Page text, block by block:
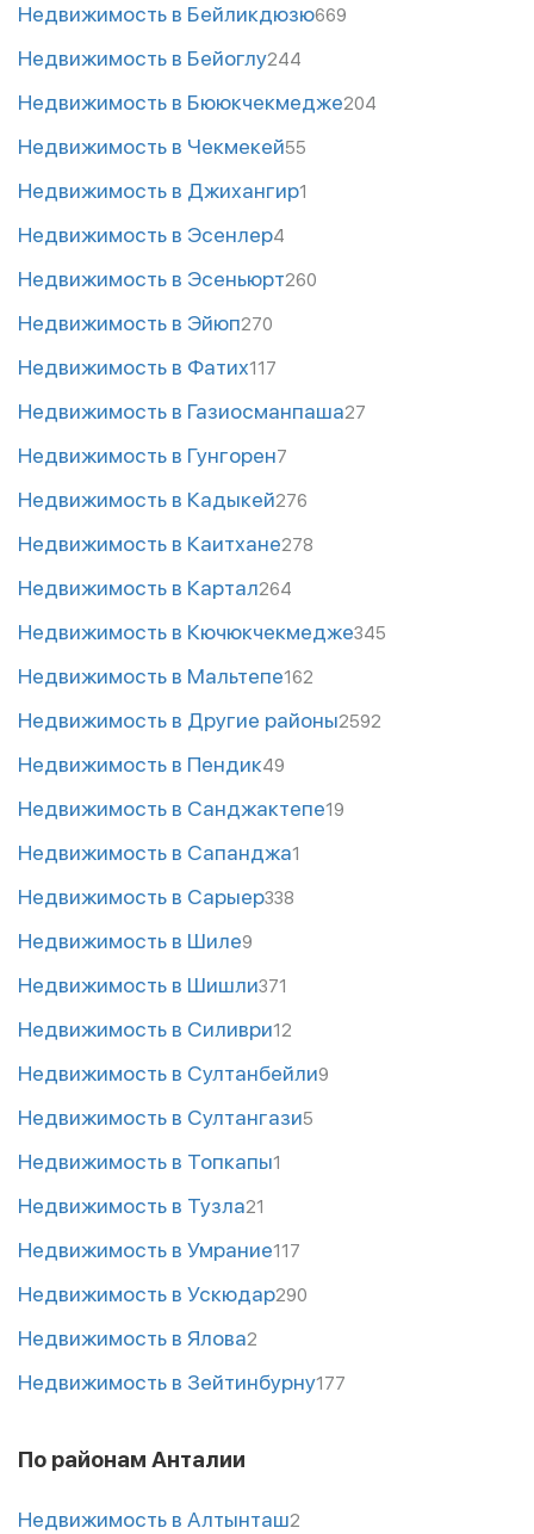
Недвижимость в Бейликдюзю669
Недвижимость в Бейоглу244
Недвижимость в Бююкчекмедже204
Недвижимость в Чекмекей55
Недвижимость в Джихангир1
Недвижимость в Эсенлер4
Недвижимость в Эсеньюрт260
Недвижимость в Эйюп270
Недвижимость в Фатих117
Недвижимость в Газиосманпаша27
Недвижимость в Гунгорен7
Недвижимость в Кадыкей276
Недвижимость в Каитхане278
Недвижимость в Картал264
Недвижимость в Кючюкчекмедже345
Недвижимость в Мальтепе162
Недвижимость в Другие районы2592
Недвижимость в Пендик49
Недвижимость в Санджактепе19
Недвижимость в Сапанджа1
Недвижимость в Сарыер338
Недвижимость в Шиле9
Недвижимость в Шишли371
Недвижимость в Силиври12
Недвижимость в Султанбейли9
Недвижимость в Султангази5
Недвижимость в Топкапы1
Недвижимость в Тузла21
Недвижимость в Умрание117
Недвижимость в Ускюдар290
Недвижимость в Ялова2
Недвижимость в Зейтинбурну177
По районам Анталии
Недвижимость в Алтынташ2